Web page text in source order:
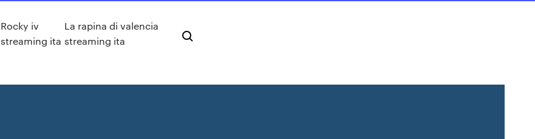
Rocky iv
streaming ita
La rapina di valencia
streaming ita